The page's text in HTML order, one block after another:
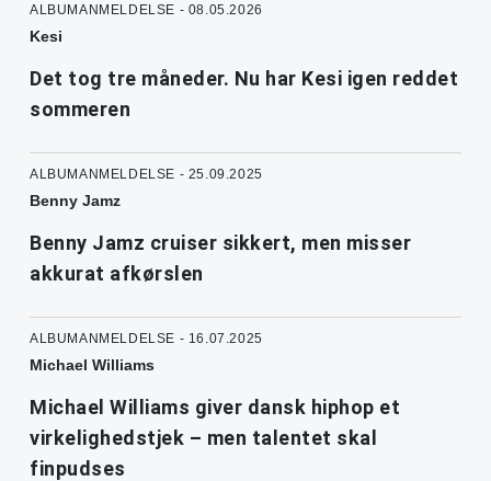
ALBUMANMELDELSE - 08.05.2026
Kesi
Det tog tre måneder. Nu har Kesi igen reddet
sommeren
ALBUMANMELDELSE - 25.09.2025
Benny Jamz
Benny Jamz cruiser sikkert, men misser
akkurat afkørslen
ALBUMANMELDELSE - 16.07.2025
Michael Williams
Michael Williams giver dansk hiphop et
virkelighedstjek – men talentet skal
finpudses